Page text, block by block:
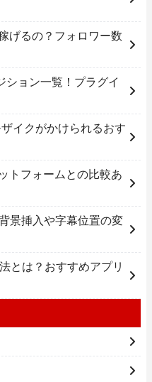
げるの？フォロワー数
ション一覧！プラグイ
イクがかけられるおす
トフォームとの比較あ
景挿入や字幕位置の変
とは？おすすめアプリ